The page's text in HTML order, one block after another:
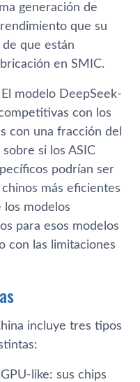
generación de
que su
que están
en SMIC.
El modelo DeepSeek-
con los
con una fracción del
si los ASIC
podrían ser
más eficientes
los modelos
para esos modelos
con las limitaciones
incluye tres tipos
like: sus chips